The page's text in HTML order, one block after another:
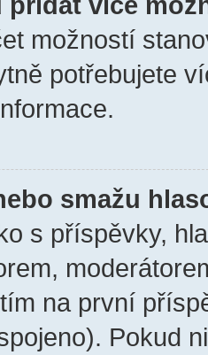
možností
potřebujete
smažu
s příspěvky,
na první
Pokud